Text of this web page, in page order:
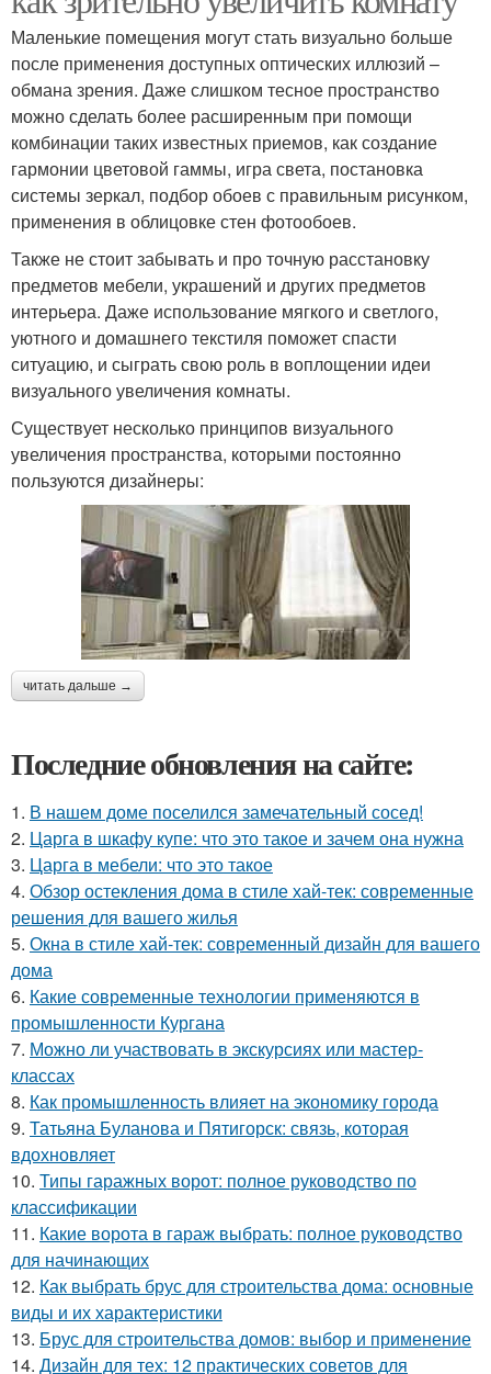
Маленькие помещения могут стать визуально больше
после применения доступных оптических иллюзий –
обмана зрения. Даже слишком тесное пространство
можно сделать более расширенным при помощи
комбинации таких известных приемов, как создание
гармонии цветовой гаммы, игра света, постановка
системы зеркал, подбор обоев с правильным рисунком,
применения в облицовке стен фотообоев.
Также не стоит забывать и про точную расстановку
предметов мебели, украшений и других предметов
интерьера. Даже использование мягкого и светлого,
уютного и домашнего текстиля поможет спасти
ситуацию, и сыграть свою роль в воплощении идеи
визуального увеличения комнаты.
Существует несколько принципов визуального
увеличения пространства, которыми постоянно
пользуются дизайнеры:
читать дальше →
Последние обновления на сайте:
1. В нашем доме поселился замечательный сосед!
2. Царга в шкафу купе: что это такое и зачем она нужна
3. Царга в мебели: что это такое
4. Обзор остекления дома в стиле хай-тек: современные
решения для вашего жилья
5. Окна в стиле хай-тек: современный дизайн для вашего
дома
6. Какие современные технологии применяются в
промышленности Кургана
7. Можно ли участвовать в экскурсиях или мастер-
классах
8. Как промышленность влияет на экономику города
9. Татьяна Буланова и Пятигорск: связь, которая
вдохновляет
10. Типы гаражных ворот: полное руководство по
классификации
11. Какие ворота в гараж выбрать: полное руководство
для начинающих
12. Как выбрать брус для строительства дома: основные
виды и их характеристики
13. Брус для строительства домов: выбор и применение
14. Дизайн для тех: 12 практических советов для